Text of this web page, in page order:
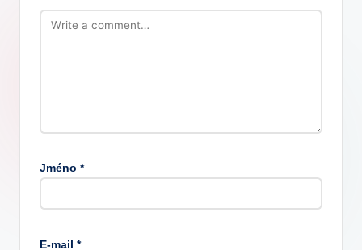
Jméno *
E-mail *